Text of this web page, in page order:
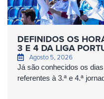
DEFINIDOS OS
3 E 4 DA LIGA
Agosto 5, 2026
Já são conhecidos os
referentes à 3.ª e 4.ª